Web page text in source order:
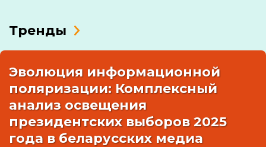
Тренды
Эволюция информационной
поляризации: Комплексный
анализ освещения
президентских выборов 2025
года в беларусских медиа